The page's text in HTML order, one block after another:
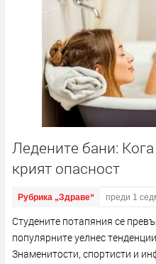
Ледените бани:
крият опасност
Рубрика „Здраве“ преди 1
Студените потапяния се
популярните уелнес
Знаменитости, спортисти и